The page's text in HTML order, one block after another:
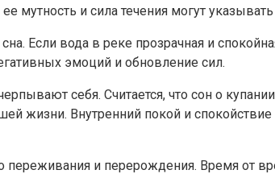
мутность и сила течения могут
Если вода в реке прозрачная и
эмоций и обновление сил.
себя. Считается, что сон о
жизни. Внутренний покой и
переживания и перерождения. Время